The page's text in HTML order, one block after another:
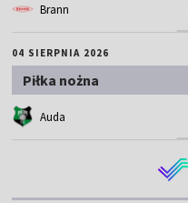
Brann
04 SIERPNIA 2026
Piłka nożna
Auda